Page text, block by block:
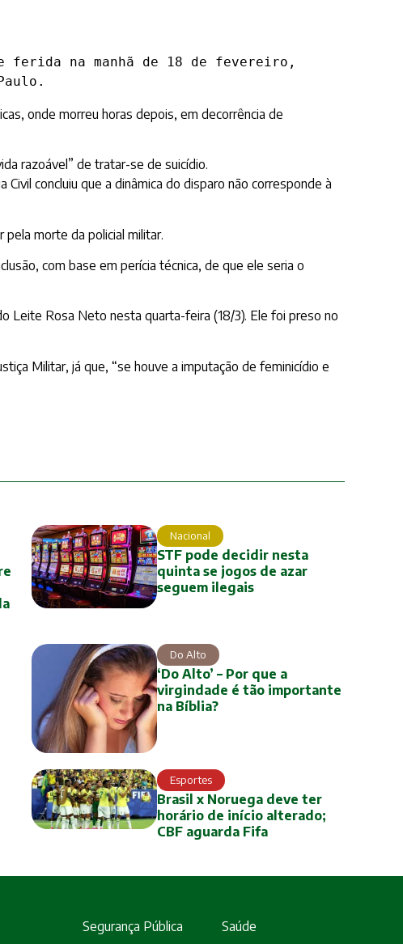
na manhã de 18 de fevereiro,
onde morreu horas depois, em decorrência de
razoável” de tratar-se de suicídio.
concluiu que a dinâmica do disparo não corresponde à
morte da policial militar.
com base em perícia técnica, de que ele seria o
Leite Rosa Neto nesta quarta-feira (18/3). Ele foi preso no
Militar, já que, “se houve a imputação de feminicídio e
Nacional
STF pode decidir nesta
quinta se jogos de azar
seguem ilegais
Do Alto
‘Do Alto’ – Por que a
virgindade é tão importante
na Bíblia?
Esportes
Brasil x Noruega deve ter
horário de início alterado;
CBF aguarda Fifa
Segurança Pública Saúde